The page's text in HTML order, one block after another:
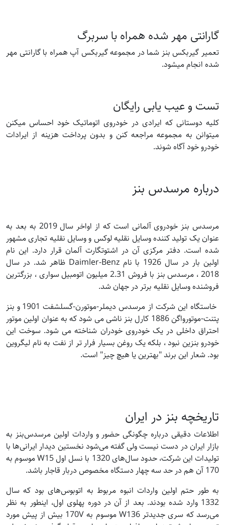
گارانتی مهر شده همراه با سربرگ
تعمیر گیربکس بنز شما در مجموعه گیربکس آپ همراه با گارانتی مهر
شده انجام میشود.
تست و عیب یابی رایگان
کلیه دوستانی که ایرادی در خودروی اتوماتیک خود احساس میکنن
میتوانن به مجموعه مراجعه کنن و بدون پرداخت هزینه از ایرادات
خودرو خود آگاه شوند.
درباره مرسدس بنز
مرسدس بنز خودروی آلمانی است که از اواخر سال 2019 به بعد به
عنوان یک تولید کننده وسایل نقلیه لوکس و وسایل نقلیه تجاری مشهور
شده است. دفتر مرکزی آن در اشتوتگارت آلمان قرار دارد. این نام
اولین بار در سال 1926 با نام Daimler-Benz ظاهر شد. در سال
2018 ، مرسدس بنز با فروش 2.31 میلیون اتومبیل سواری ، بزرگترین
فروشنده وسایل نقلیه برتر در جهان شد.
خاستگاه این شرکت از مرسدس دیملر-موتورن-گسلشفت 1901 و بنز
پتنت-موتورواگن 1886 کارل بنز ناشی می شود که به عنوان اولین موتور
احتراق داخلی در یک خودروی خودران شناخته می شود. سوخت این
خودرو بنزین نبود ، بلکه یک روغن بسیار فرار تر از نفت به نام لیگروین
بود. شعار این برند "بهترین یا هیچ چیز" است.
تاریخچه بنز در ایران
اطلاعات دقیقی درباره چگونگی حضور و واردات اولین مرسدس‌بنز به
بازار ایران در دست نیست ولی گفته می‌شود نخستین دیدار ایرانی‌ها با
تولیدات این شرکت، حدود سال‌های 1320 با نسل اول W15 موسوم به
170 آن هم در حد سه چهار دستگاه مخصوص دربار قاجار باشد.
به طور حتم اولین واردات انبوه مربوط به اتوبوس‌های بود که سال
1332 وارد شده بودند. بعد از آن در دوره پهلوی اول، اینطور به نظر
می‌رسد که سری جدیدتر W136 موسوم به 170V بیش از پیش مورد